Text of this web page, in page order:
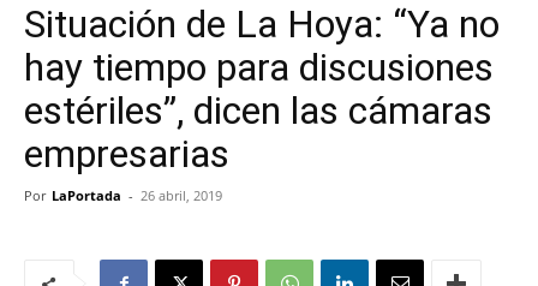
Situación de La Hoya: “Ya no
hay tiempo para discusiones
estériles”, dicen las cámaras
empresarias
Por LaPortada - 26 abril, 2019